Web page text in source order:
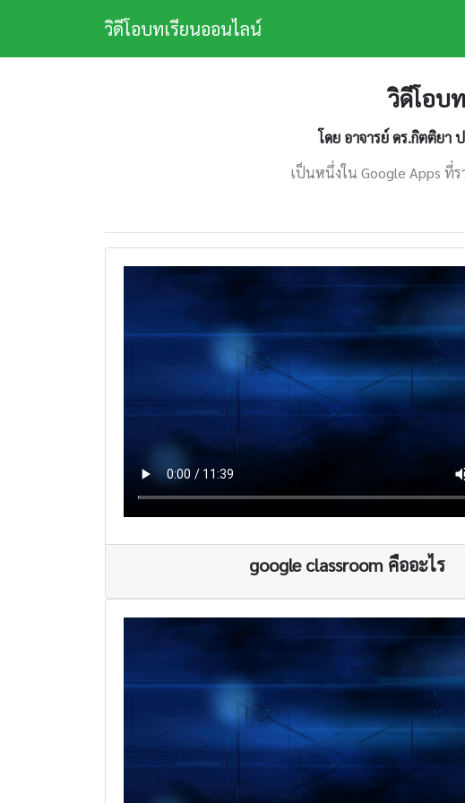
วิดีโอบทเรียนออนไลน์
วิดีโอบ
โดย อาจารย์ ดร.กิตติยา
เป็นหนึ่งใน Google Apps ที่
google classroom คืออะไร